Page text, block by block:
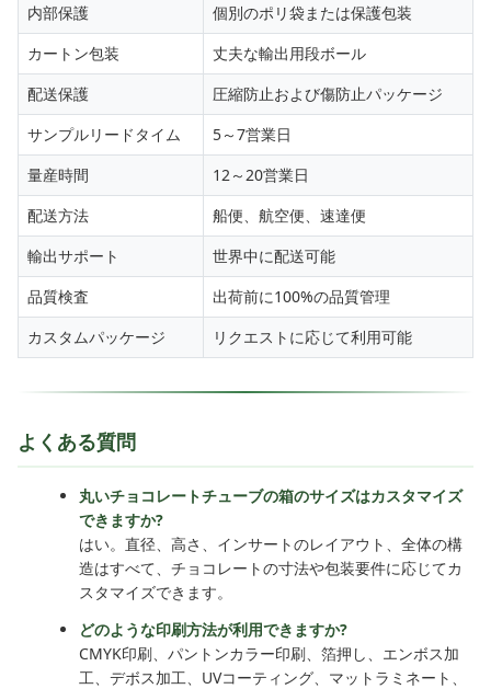
内部保護
個別のポリ袋または保護包装
カートン包装
丈夫な輸出用段ボール
配送保護
圧縮防止および傷防止パッケージ
サンプルリードタイム
5～7営業日
量産時間
12～20営業日
配送方法
船便、航空便、速達便
輸出サポート
世界中に配送可能
品質検査
出荷前に100%の品質管理
カスタムパッケージ
リクエストに応じて利用可能
よくある質問
丸いチョコレートチューブの箱のサイズはカスタマイズ
できますか?
はい。直径、高さ、インサートのレイアウト、全体の構
造はすべて、チョコレートの寸法や包装要件に応じてカ
スタマイズできます。
どのような印刷方法が利用できますか?
CMYK印刷、パントンカラー印刷、箔押し、エンボス加
工、デボス加工、UVコーティング、マットラミネート、